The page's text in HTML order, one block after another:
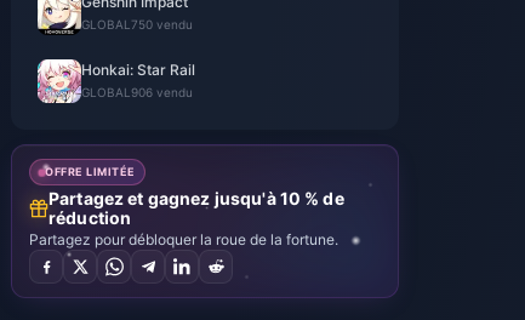
GLOBAL 750 vendu
Honkai: Star Rail
GLOBAL 906 vendu
OFFRE LIMITÉE
Partagez et gagnez jusqu'à 10 % de
réduction
Partagez pour débloquer la roue de la fortune.